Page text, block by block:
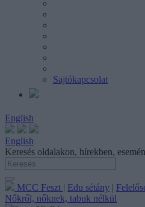
Sajtókapcsolat
English
English
Keresés oldalakon, hírekben,
MCC Feszt | Edu sétány |
Nőkről, nőknek, tabuk nélkül